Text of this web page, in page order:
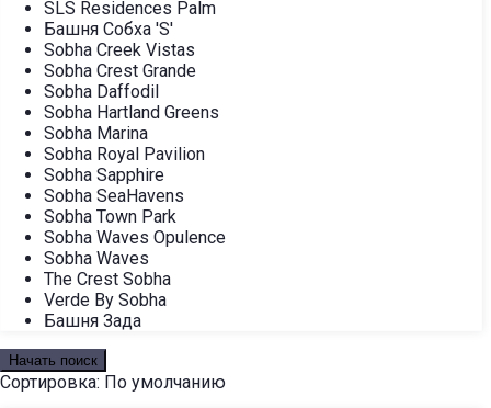
SLS Residences Palm
Башня Собха 'S'
Sobha Creek Vistas
Sobha Crest Grande
Sobha Daffodil
Sobha Hartland Greens
Sobha Marina
Sobha Royal Pavilion
Sobha Sapphire
Sobha SeaHavens
Sobha Town Park
Sobha Waves Opulence
Sobha Waves
The Crest Sobha
Verde By Sobha
Башня Зада
Начать поиск
Сортировка: По умолчанию